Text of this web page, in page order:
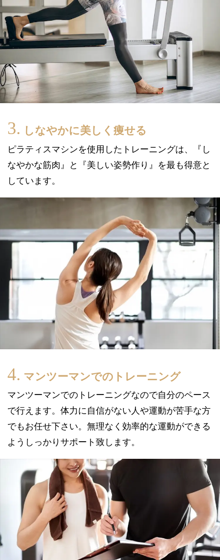
しなやかに美しく痩せる
ピラティスマシンを使用したトレーニングは、『し
なやかな筋肉』と『美しい姿勢作り』を最も得意と
しています。
マンツーマンでのトレーニング
マンツーマンでのトレーニングなので自分のペース
で行えます。体力に自信がない人や運動が苦手な方
でもお任せ下さい。無理なく効率的な運動ができる
ようしっかりサポート致します。